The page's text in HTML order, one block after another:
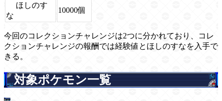
ほしのす
な
10000個
今回のコレクションチャレンジは2つに分かれており、コレ
クションチャレンジの報酬では経験値とほしのすなを入手で
きる。
対象ポケモン一覧